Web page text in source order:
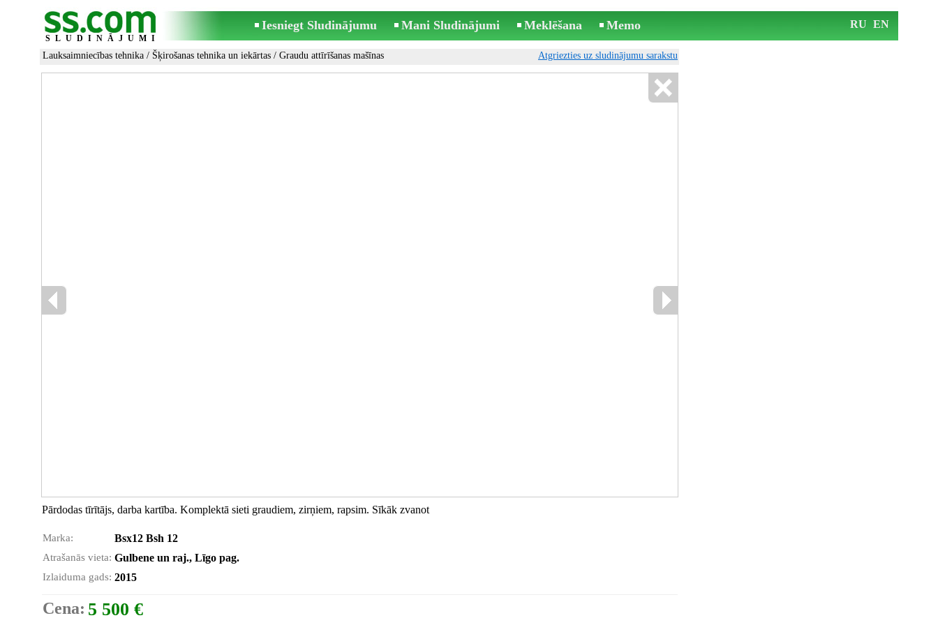
SLUDINĀJUMI
Iesniegt Sludinājumu Mani Sludinājumi Meklēšana Memo RU EN
Lauksaimniecības tehnika / Šķirošanas tehnika un iekārtas / Graudu attīrīšanas mašīnas Atgriezties uz sludinājumu sarakstu
Pārdodas tīrītājs, darba kartība. Komplektā sieti graudiem, zirņiem, rapsim. Sīkāk zvanot
Marka: Bsx12 Bsh 12
Atrašanās vieta: Gulbene un raj., Līgo pag.
Izlaiduma gads: 2015
Cena: 5 500 €